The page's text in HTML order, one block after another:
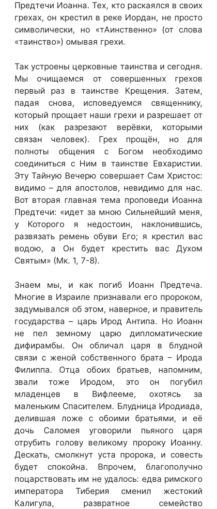
Предтечи Иоанна. Тех, кто раскаялся в своих
грехах, он крестил в реке Иордан, не просто
символически, но «тАинственно» (от слова
«таинство») омывая грехи.
Так устроены церковные таинства и сегодня.
Мы очищаемся от совершенных грехов
первый раз в таинстве Крещения. Затем,
падая снова, исповедуемся священнику,
который прощает наши грехи и разрешает от
них (как разрезают верёвки, которыми
связан человек). Грех прощён, но для
полноты общения с Богом необходимо
соединиться с Ним в таинстве Евхаристии.
Эту Тайную Вечерю совершает Сам Христос:
видимо – для апостолов, невидимо для нас.
Вот вторая главная тема проповеди Иоанна
Предтечи: «идет за мною Сильнейший меня,
у Которого я недостоин, наклонившись,
развязать ремень обуви Его; я крестил вас
водою, а Он будет крестить вас Духом
Святым» (Мк. 1, 7-8).
Знаем мы, и как погиб Иоанн Предтеча.
Многие в Израиле признавали его пророком,
задумывался об этом, наверное, и правитель
государства – царь Ирод Антипа. Но Иоанн
не пел земному царю дипломатические
дифирамбы. Он обличал царя в блудной
связи с женой собственного брата – Ирода
Филиппа. Отца обоих братьев, напомним,
звали тоже Иродом, это он погубил
младенцев в Вифлееме, охотясь за
маленьким Спасителем. Блудница Иродиада,
делившая ложе с обоими братьями, и её
дочь Саломея уговорили пьяного царя
отрубить голову великому пророку Иоанну.
Дескать, смолкнут уста пророка, и совесть
будет спокойна. Впрочем, благополучно
поцарствовать им не удалось: едва римского
императора Тиберия сменил жестокий
Калигула, развратное семейство